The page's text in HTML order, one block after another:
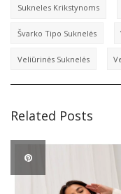
Sukneles Krikstynoms
Švarko Tipo Suknelės
Veliūrinės Suknelės
Related Posts